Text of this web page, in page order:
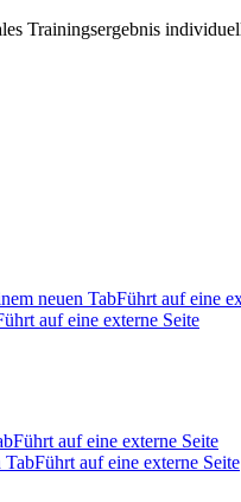
Trainingsergebnis
neuen TabFührt auf eine
auf eine externe Seite
Führt auf eine externe Seite
TabFührt auf eine externe Seite